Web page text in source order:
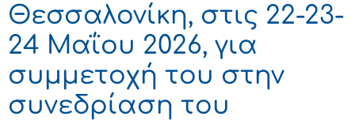
Θεσσαλονίκη, στις 22-23-
24 Μαΐου 2026, για
συμμετοχή του στην
συνεδρίαση του